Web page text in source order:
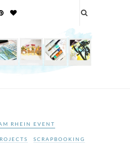
RHEIN EVENT
SCRAPBOOKING